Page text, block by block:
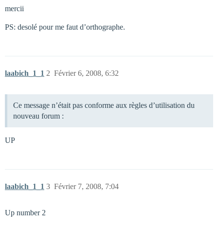
mercii
PS: desolé pour me faut d’orthographe.
laabich_1_1 Février 6, 2008, 6:32
2
Ce message n’était pas conforme aux règles d’utilisation du
nouveau forum :
UP
laabich_1_1 Février 7, 2008, 7:04
3
Up number 2